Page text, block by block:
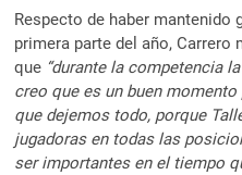
Respecto de haber mantenido
primera parte del año,
que “durante la competencia
creo que es un buen
que dejemos todo, porque
jugadoras en todas las
ser importantes en el tiempo